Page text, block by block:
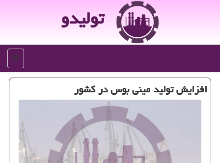
تولیدو
منو
افزایش تولید مینی بوس در كشور